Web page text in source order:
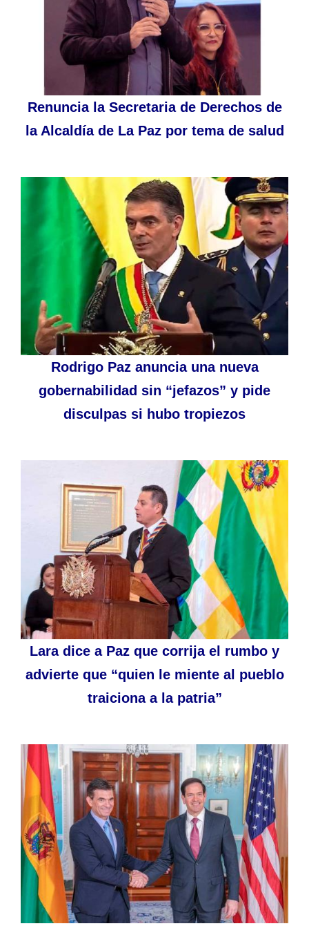
Renuncia la Secretaria de Derechos de
la Alcaldía de La Paz por tema de salud
Rodrigo Paz anuncia una nueva
gobernabilidad sin “jefazos” y pide
disculpas si hubo tropiezos
Lara dice a Paz que corrija el rumbo y
advierte que “quien le miente al pueblo
traiciona a la patria”